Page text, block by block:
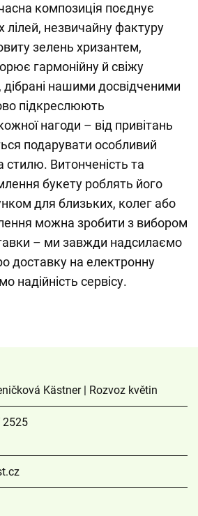
композиція поєднує
лілей, незвичайну фактуру
зелень хризантем,
гармонійну й свіжу
нашими досвідченими
підкреслюють
нагоди – від привітань
подарувати особливий
стилю. Витонченість та
букету роблять його
для близьких, колег або
можна зробити з вибором
– ми завжди надсилаємо
доставку на електронну
надійність сервісу.
Kästner | Rozvoz květin
2525